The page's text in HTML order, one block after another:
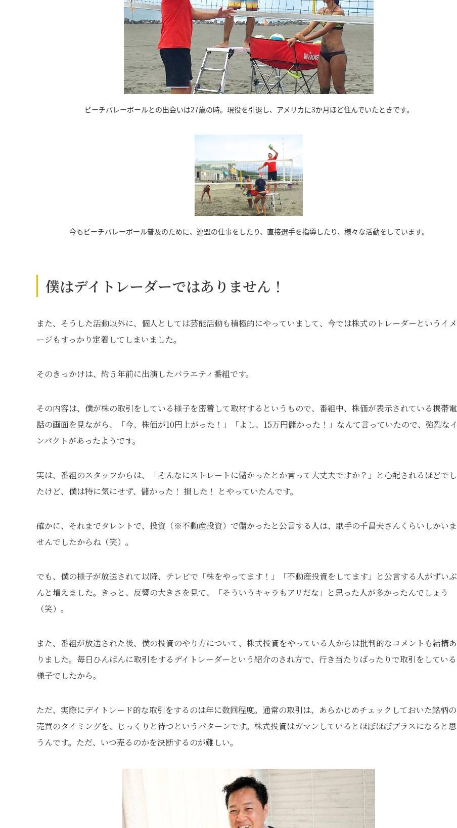
ビーチバレーボールとの出会いは27歳の時。現役を引退し、アメリカに3か月ほど住んでいたときです。
今もビーチバレーボール普及のために、連盟の仕事をしたり、直接選手を指導したり、様々な活動をしています。
僕はデイトレーダーではありません！
また、そうした活動以外に、個人としては芸能活動も積極的にやっていまして、今では株式のトレーダーというイメ
ージもすっかり定着してしまいました。
そのきっかけは、約５年前に出演したバラエティ番組です。
その内容は、僕が株の取引をしている様子を密着して取材するというもので、番組中、株価が表示されている携帯電
話の画面を見ながら、「今、株価が10円上がった！」「よし、15万円儲かった！」なんて言っていたので、強烈なイ
ンパクトがあったようです。
実は、番組のスタッフからは、「そんなにストレートに儲かったとか言って大丈夫ですか？」と心配されるほどでし
たけど、僕は特に気にせず、儲かった！ 損した！ とやっていたんです。
確かに、それまでタレントで、投資（※不動産投資）で儲かったと公言する人は、歌手の千昌夫さんくらいしかいま
せんでしたからね（笑）。
でも、僕の様子が放送されて以降、テレビで「株をやってます！」「不動産投資をしてます」と公言する人がずいぶ
んと増えました。きっと、反響の大きさを見て、「そういうキャラもアリだな」と思った人が多かったんでしょう
（笑）。
また、番組が放送された後、僕の投資のやり方について、株式投資をやっている人からは批判的なコメントも結構あ
りました。毎日ひんぱんに取引をするデイトレーダーという紹介のされ方で、行き当たりばったりで取引をしている
様子でしたから。
ただ、実際にデイトレード的な取引をするのは年に数回程度。通常の取引は、あらかじめチェックしておいた銘柄の
売買のタイミングを、じっくりと待つというパターンです。株式投資はガマンしているとほぼほぼプラスになると思
うんです。ただ、いつ売るのかを決断するのが難しい。